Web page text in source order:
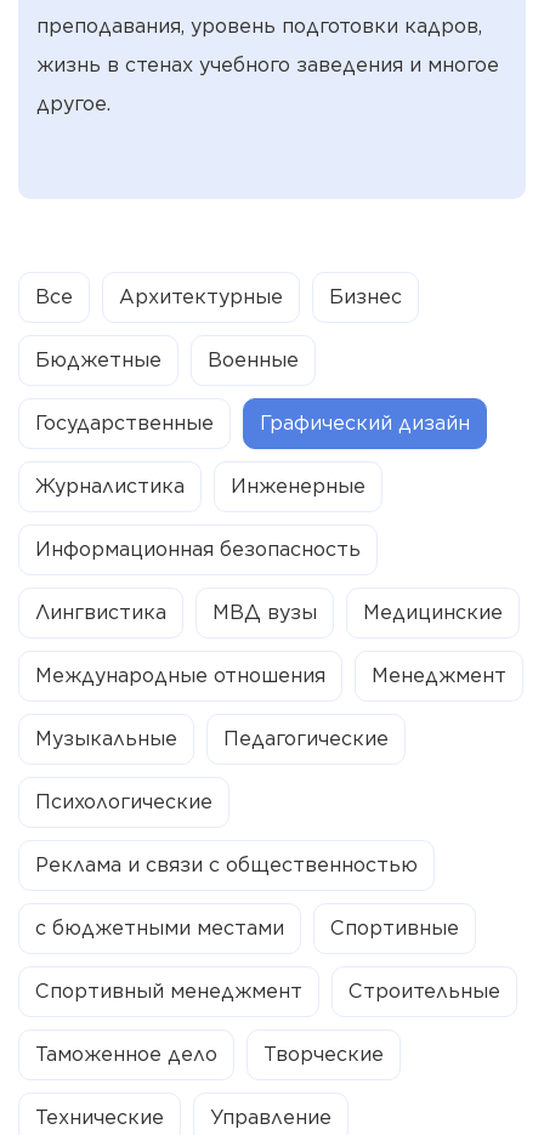
преподавания, уровень подготовки кадров,
жизнь в стенах учебного заведения и многое
другое.
Все Архитектурные Бизнес
Бюджетные Военные
Государственные Графический дизайн
Журналистика Инженерные
Информационная безопасность
Лингвистика МВД вузы Медицинские
Международные отношения Менеджмент
Музыкальные Педагогические
Психологические
Реклама и связи с общественностью
с бюджетными местами Спортивные
Спортивный менеджмент Строительные
Таможенное дело Творческие
Технические Управление